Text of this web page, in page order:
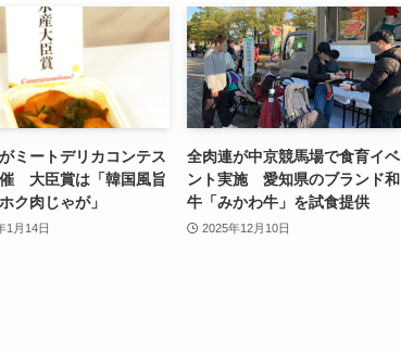
ミートデリカコンテス
催 大臣賞は「韓国風旨
ク肉じゃが」
1月14日
全肉連が中京競馬場で食育イベ
ント実施 愛知県のブランド和
牛「みかわ牛」を試食提供
2025年12月10日